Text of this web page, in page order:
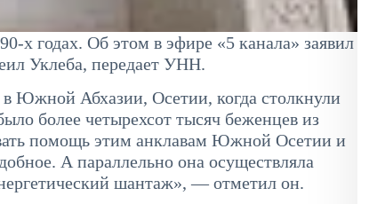
х годах. Об этом в эфире «5 канала» заявил
Уклеба, передает УНН.
в Южной Абхазии, Осетии, когда столкнули
более четырехсот тысяч беженцев из
помощь этим анклавам Южной Осетии и
А параллельно она осуществляла
шантаж», — отметил он.